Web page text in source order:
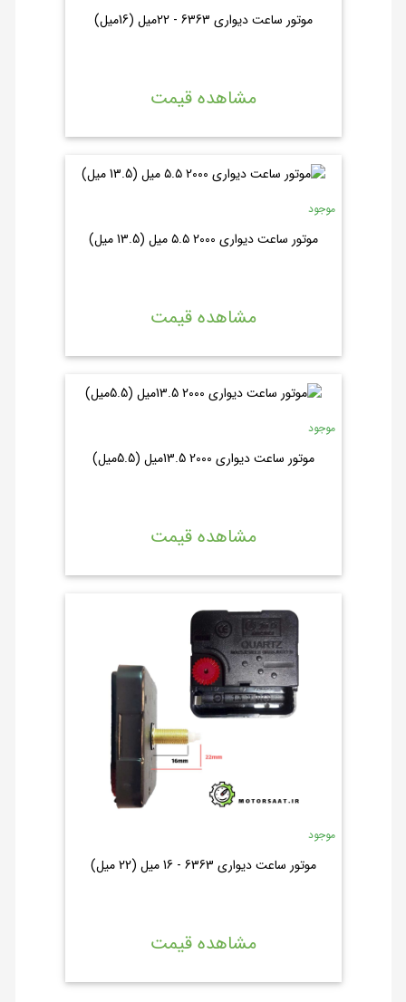
موتور ساعت دیواری 6363 - 22میل (16میل)
مشاهده قیمت
موجود
موتور ساعت دیواری 2000 ۵.۵ میل (13.5 میل)
مشاهده قیمت
موجود
موتور ساعت دیواری 2000 13.5میل (5.5میل)
مشاهده قیمت
موجود
موتور ساعت دیواری 6363 - 16 میل (22 میل)
مشاهده قیمت